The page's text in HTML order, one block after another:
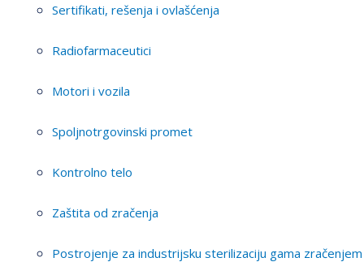
Sertifikati, rešenja i ovlašćenja
Radiofarmaceutici
Motori i vozila
Spoljnotrgovinski promet
Kontrolno telo
Zaštita od zračenja
Postrojenje za industrijsku sterilizaciju gama zračenjem